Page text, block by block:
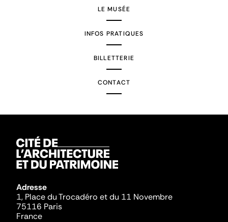
LE MUSÉE
INFOS PRATIQUES
BILLETTERIE
CONTACT
Adresse
1, Place du Trocadéro et du 11 Novembre
75116 Paris
France